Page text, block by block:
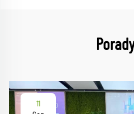
11